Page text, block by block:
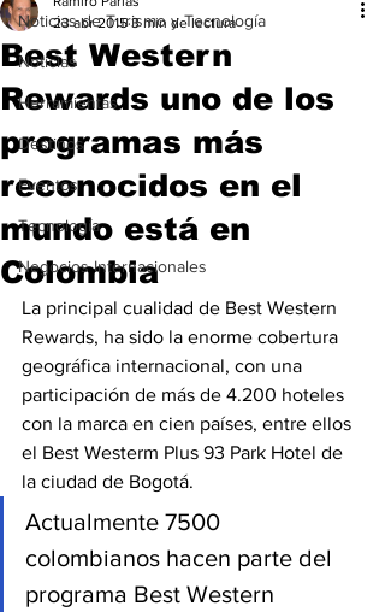
Noticias de Turismo y Tecnología
Noticias
Herramientas
Destinos
Eventos
Tecnología
Negocios Internacionales
Best Western
Rewards uno de los
programas más
reconocidos en el
mundo está en
Colombia
23 abr 2015 3 min de lectura
La principal cualidad de Best Western
Rewards, ha sido la enorme cobertura
geográfica internacional, con una
participación de más de 4.200 hoteles
con la marca en cien países, entre ellos
el Best Westerm Plus 93 Park Hotel de
la ciudad de Bogotá.
Actualmente 7500
colombianos hacen parte del
programa Best Western